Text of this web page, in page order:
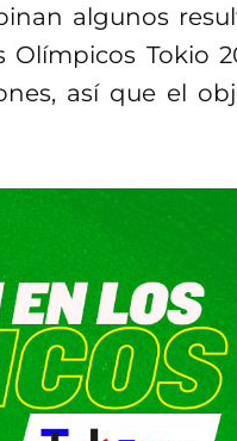
algunos
Tokio
así que el